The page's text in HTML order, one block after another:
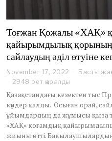
Тоғжан Қожалы «ХАҚ»
қайырымдылық
сайлаудың әділ өтуіне
November 17, 2022
o
e
m
b
e
r
Басты
2948 рет қаралды
Қазақстандағы кезектен тыс
күндер қалды. Осыған орай,
ұйымдардың да жұмысы қыза
«ХАҚ» қоғамдық
жиыны өтті.